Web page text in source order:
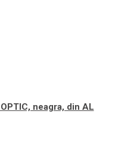
neagra, din AL